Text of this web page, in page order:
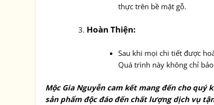
thực trên bề mặt gỗ.
Hoàn Thiện:
Sau khi mọi chi tiết được
Quá trình này không chỉ
Mộc Gia Nguyễn cam kết mang đến cho
sản phẩm độc đáo đến chất lượng dịch vụ